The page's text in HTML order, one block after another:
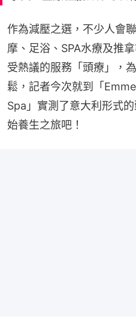
作為減壓之選，不少人會
摩、足浴、SPA水療及推
受熱議的服務「頭療」，
鬆，記者今次就到「
Spa」實測了意大利形式
始養生之旅吧！